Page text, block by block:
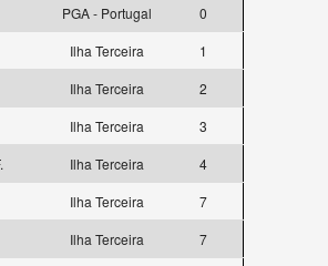
PGA - Portugal
0
Ilha Terceira
1
Ilha Terceira
2
Ilha Terceira
3
Ilha Terceira
4
Ilha Terceira
7
Ilha Terceira
7